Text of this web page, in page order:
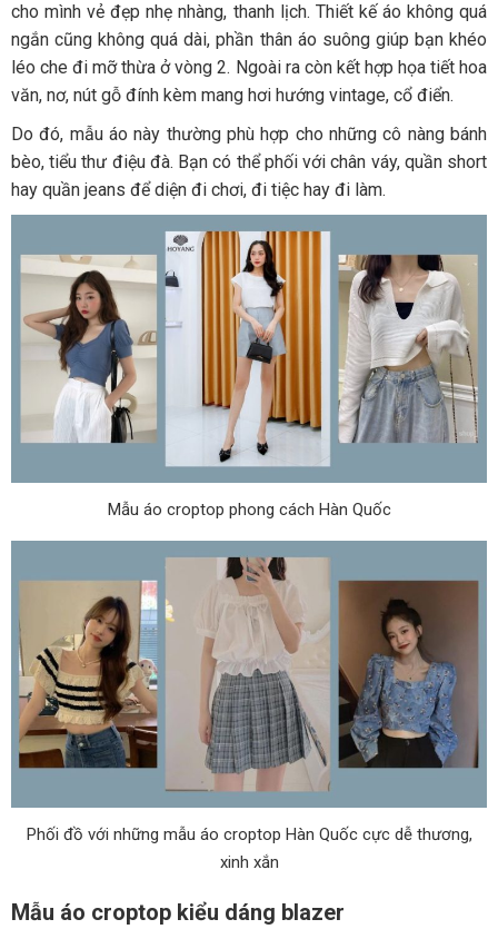
cho mình vẻ đẹp nhẹ nhàng, thanh lịch. Thiết kế áo không quá
ngắn cũng không quá dài, phần thân áo suông giúp bạn khéo
léo che đi mỡ thừa ở vòng 2. Ngoài ra còn kết hợp họa tiết hoa
văn, nơ, nút gỗ đính kèm mang hơi hướng vintage, cổ điển.
Do đó, mẫu áo này thường phù hợp cho những cô nàng bánh
bèo, tiểu thư điệu đà. Bạn có thể phối với chân váy, quần short
hay quần jeans để diện đi chơi, đi tiệc hay đi làm.
Mẫu áo croptop phong cách Hàn Quốc
Phối đồ với những mẫu áo croptop Hàn Quốc cực dễ thương,
xinh xắn
Mẫu áo croptop kiểu dáng blazer